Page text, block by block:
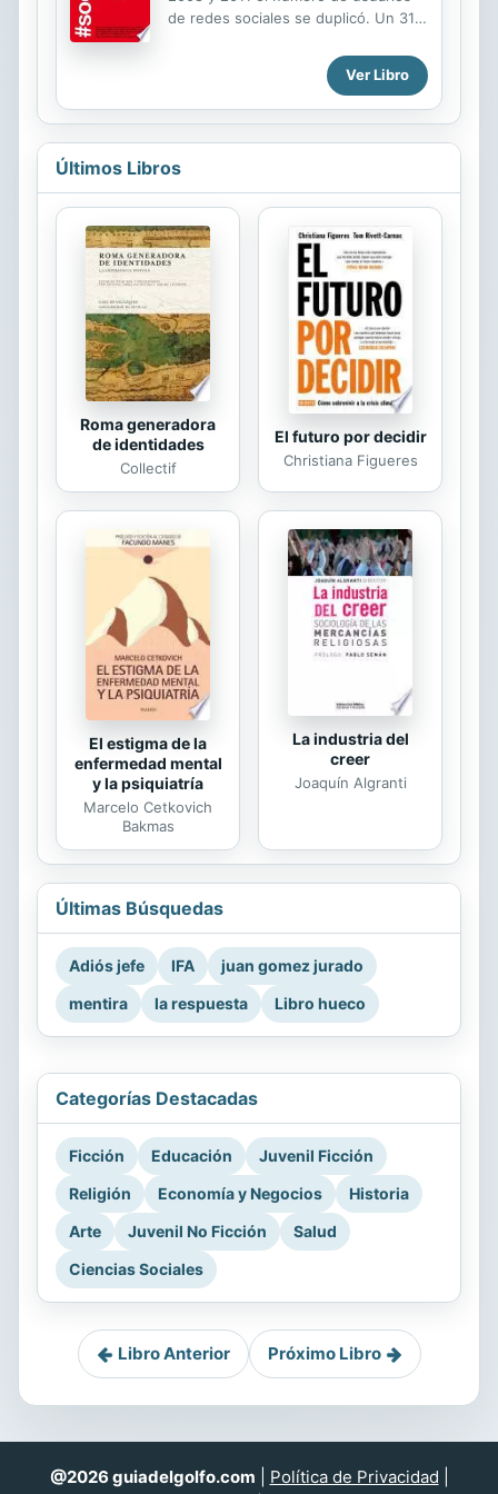
mensaje es claro: la diferencia entre
tener "una idea millonaria" y
realmente ser millonario, es tu
habilidad para vender tu idea,
concepto, servicio o producto. Ya
sea que estés buscando...
de redes sociales se duplicó. Un 31
Facebook varias veces al día. En
España, ocho de cada diez
internautas usa Facebook, de los
cuales un 35 por ciento usa Tuenti
por sesión. Siete de cada diez
usuarios de internet móvil se
conectan a alguna plataforma social a
través de su dispositivo, y el 29 por
ciento lo hace de forma diaria. Estas
cifras constatan que el consumo de
redes sociales no es una moda
pasajera sino que es ya un hábito. Se
perfila así la fi ...
Ver Libro
Últimos Libros
Roma generadora
de identidades
Collectif
El futuro por decidir
Christiana Figueres
El estigma de la
enfermedad mental
y la psiquiatría
Marcelo Cetkovich
Bakmas
La industria del
creer
Joaquín Algranti
Últimas Búsquedas
Adiós jefe IFA
juan gomez jurado
mentira
la respuesta Libro hueco
Categorías Destacadas
Ficción Educación
Juvenil Ficción
Religión
Economía y Negocios
Historia
Arte
Juvenil No Ficción
Salud
Ciencias Sociales
Libro Anterior Próximo Libro
@2026 guiadelgolfo.com Política de Privacidad